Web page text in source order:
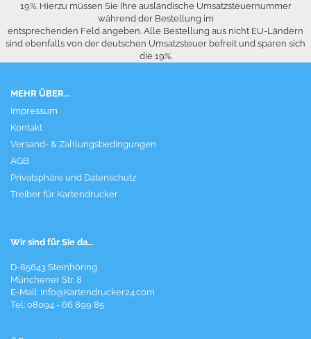
19%. Hierzu müssen Sie Ihre ausländische Umsatzsteuernummer
während der Bestellung im
entsprechenden Feld angeben. Alle Bestellung aus nicht EU-Ländern
sind ebenfalls von der deutschen Umsatzsteuer befreit und sparen sich
die 19%.
MEHR ÜBER...
Impressum
Kontakt
Versand- & Zahlungsbedingungen
AGB
Privatsphäre und Datenschutz
Treiber für Kartendrucker
Wir sind für Sie da...
D-85643 Steinhöring
Münchener Str. 8
E-Mail: Info@Kartendrucker24.com
Tel: 08094 - 66 899 85